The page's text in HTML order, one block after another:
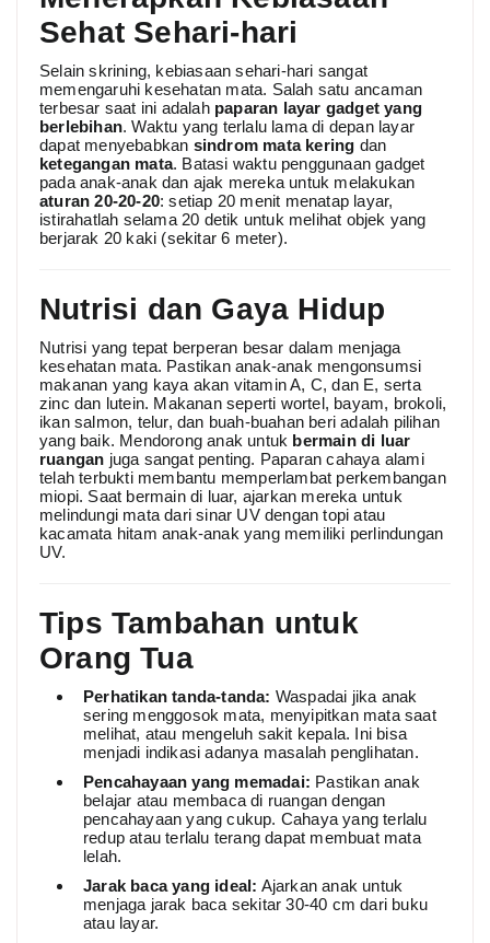
Sehat Sehari-hari
Selain skrining, kebiasaan sehari-hari sangat
memengaruhi kesehatan mata. Salah satu ancaman
terbesar saat ini adalah paparan layar gadget yang
berlebihan. Waktu yang terlalu lama di depan layar
dapat menyebabkan sindrom mata kering dan
ketegangan mata. Batasi waktu penggunaan gadget
pada anak-anak dan ajak mereka untuk melakukan
aturan 20-20-20: setiap 20 menit menatap layar,
istirahatlah selama 20 detik untuk melihat objek yang
berjarak 20 kaki (sekitar 6 meter).
Nutrisi dan Gaya Hidup
Nutrisi yang tepat berperan besar dalam menjaga
kesehatan mata. Pastikan anak-anak mengonsumsi
makanan yang kaya akan vitamin A, C, dan E, serta
zinc dan lutein. Makanan seperti wortel, bayam, brokoli,
ikan salmon, telur, dan buah-buahan beri adalah pilihan
yang baik. Mendorong anak untuk bermain di luar
ruangan juga sangat penting. Paparan cahaya alami
telah terbukti membantu memperlambat perkembangan
miopi. Saat bermain di luar, ajarkan mereka untuk
melindungi mata dari sinar UV dengan topi atau
kacamata hitam anak-anak yang memiliki perlindungan
UV.
Tips Tambahan untuk
Orang Tua
Perhatikan tanda-tanda: Waspadai jika anak
sering menggosok mata, menyipitkan mata saat
melihat, atau mengeluh sakit kepala. Ini bisa
menjadi indikasi adanya masalah penglihatan.
Pencahayaan yang memadai: Pastikan anak
belajar atau membaca di ruangan dengan
pencahayaan yang cukup. Cahaya yang terlalu
redup atau terlalu terang dapat membuat mata
lelah.
Jarak baca yang ideal: Ajarkan anak untuk
menjaga jarak baca sekitar 30-40 cm dari buku
atau layar.